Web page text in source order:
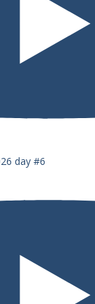
day #6